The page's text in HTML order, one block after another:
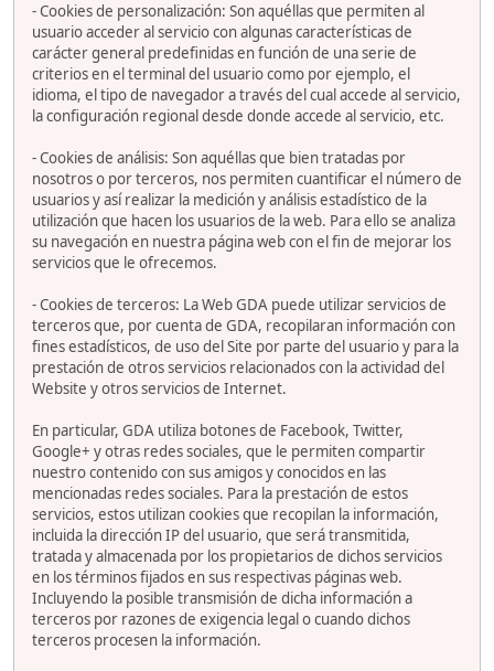
- Cookies de personalización: Son aquéllas que permiten al
usuario acceder al servicio con algunas características de
carácter general predefinidas en función de una serie de
criterios en el terminal del usuario como por ejemplo, el
idioma, el tipo de navegador a través del cual accede al servicio,
la configuración regional desde donde accede al servicio, etc.
- Cookies de análisis: Son aquéllas que bien tratadas por
nosotros o por terceros, nos permiten cuantificar el número de
usuarios y así realizar la medición y análisis estadístico de la
utilización que hacen los usuarios de la web. Para ello se analiza
su navegación en nuestra página web con el fin de mejorar los
servicios que le ofrecemos.
- Cookies de terceros: La Web GDA puede utilizar servicios de
terceros que, por cuenta de GDA, recopilaran información con
fines estadísticos, de uso del Site por parte del usuario y para la
prestación de otros servicios relacionados con la actividad del
Website y otros servicios de Internet.
En particular, GDA utiliza botones de Facebook, Twitter,
Google+ y otras redes sociales, que le permiten compartir
nuestro contenido con sus amigos y conocidos en las
mencionadas redes sociales. Para la prestación de estos
servicios, estos utilizan cookies que recopilan la información,
incluida la dirección IP del usuario, que será transmitida,
tratada y almacenada por los propietarios de dichos servicios
en los términos fijados en sus respectivas páginas web.
Incluyendo la posible transmisión de dicha información a
terceros por razones de exigencia legal o cuando dichos
terceros procesen la información.